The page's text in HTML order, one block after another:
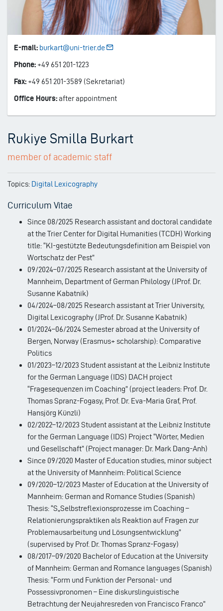
E-mail: burkart@uni-trier.de
Phone:+49 651 201-1223
Fax:+49 651 201-3589 (Sekretariat)
Office Hours:after appointment
Rukiye Smilla Burkart
member of academic staff
Topics: Digital Lexicography
Curriculum Vitae
Since 08/2025 Research assistant and doctoral candidate
at the Trier Center for Digital Humanities (TCDH) Working
title: “KI-gestützte Bedeutungsdefinition am Beispiel von
Wortschatz der Pest”
09/2024–07/2025 Research assistant at the University of
Mannheim, Department of German Philology (JProf. Dr.
Susanne Kabatnik)
04/2024–08/2025 Research assistant at Trier University,
Digital Lexicography (JProf. Dr. Susanne Kabatnik)
01/2024–06/2024 Semester abroad at the University of
Bergen, Norway (Erasmus+ scholarship): Comparative
Politics
01/2023–12/2023 Student assistant at the Leibniz Institute
for the German Language (IDS) DACH project
“Fragesequenzen im Coaching” (project leaders: Prof. Dr.
Thomas Spranz-Fogasy, Prof. Dr. Eva-Maria Graf, Prof.
Hansjörg Künzli)
02/2022–12/2023 Student assistant at the Leibniz Institute
for the German Language (IDS) Project “Wörter, Medien
und Gesellschaft” (Project manager: Dr. Mark Dang-Anh)
Since 09/2020 Master of Education studies, minor subject
at the University of Mannheim: Political Science
09/2020–12/2023 Master of Education at the University of
Mannheim: German and Romance Studies (Spanish)
Thesis: “S„Selbstreflexionsprozesse im Coaching –
Relationierungspraktiken als Reaktion auf Fragen zur
Problemausarbeitung und Lösungsentwicklung”
(supervised by Prof. Dr. Thomas Spranz-Fogasy)
08/2017–09/2020 Bachelor of Education at the University
of Mannheim: German and Romance languages (Spanish)
Thesis: “Form und Funktion der Personal- und
Possessivpronomen – Eine diskurslinguistische
Betrachtung der Neujahresreden von Francisco Franco”